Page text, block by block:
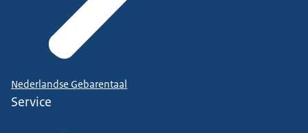
Nederlandse Gebarentaal
Service